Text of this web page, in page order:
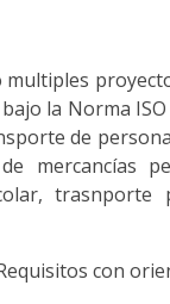
la Norma
de
mercancías
trasnporte
con